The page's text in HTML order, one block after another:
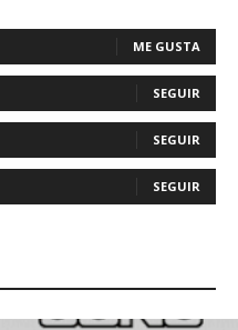
ME GUSTA
SEGUIR
SEGUIR
SEGUIR